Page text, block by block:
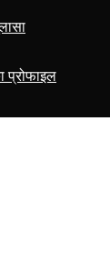
प्रोफाइल